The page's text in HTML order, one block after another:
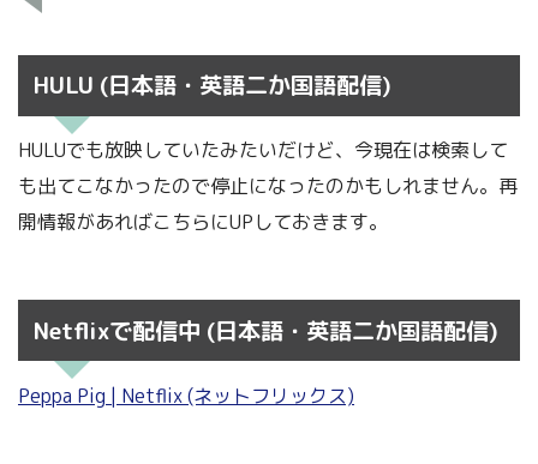
HULU (日本語・英語二か国語配信)
HULUでも放映していたみたいだけど、今現在は検索して
も出てこなかったので停止になったのかもしれません。再
開情報があればこちらにUPしておきます。
Netflixで配信中 (日本語・英語二か国語配信)
Peppa Pig | Netflix (ネットフリックス)